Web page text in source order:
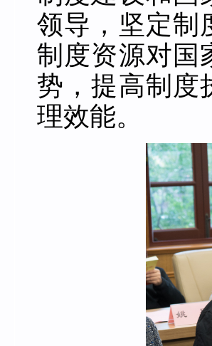
领导，坚定制
制度资源对国
势，提高制度
理效能。